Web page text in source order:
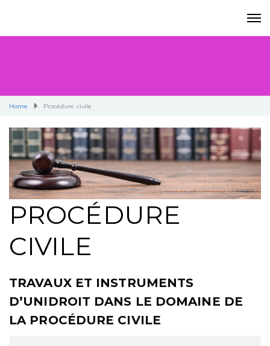
Home Procédure civile
PROCÉDURE
CIVILE
TRAVAUX ET INSTRUMENTS
D’UNIDROIT DANS LE DOMAINE DE
LA PROCÉDURE CIVILE